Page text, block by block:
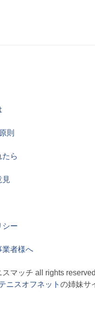
則
たら
見
シー
業者様へ
スマッチ all rights
ニスオフネット の姉妹サ